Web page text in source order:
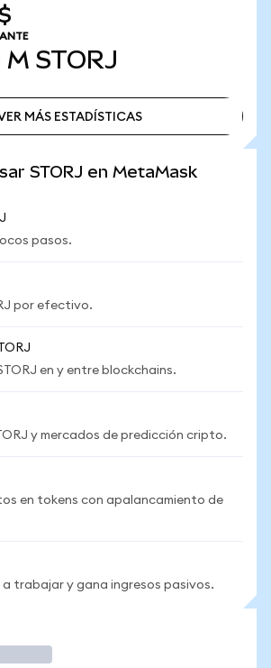
M STORJ
MÁS ESTADÍSTICAS
STORJ en MetaMask
pasos.
por efectivo.
en y entre blockchains.
y mercados de predicción cripto.
en tokens con apalancamiento de
trabajar y gana ingresos pasivos.